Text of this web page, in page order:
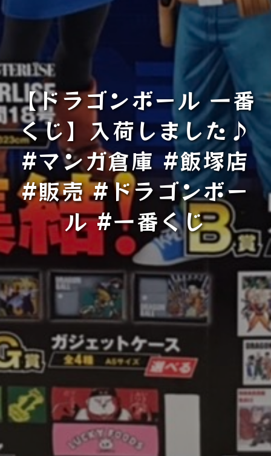
【ドラゴンボール 一番
くじ】入荷しました♪
#マンガ倉庫 #飯塚店
#販売 #ドラゴンボー
ル #一番くじ